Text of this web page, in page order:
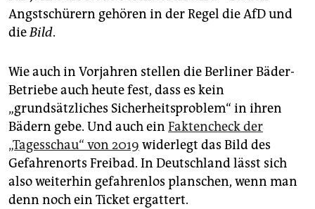
Angstschürern gehören in der Regel die AfD und
dieBild.
Wie auch in Vorjahren stellen die Berliner Bäder-
Betriebe auch heute fest, dass es kein
„grundsätzliches Sicherheitsproblem“ in ihren
Bädern gebe. Und auch ein Faktencheck der
„Tagesschau“ von 2019 widerlegt das Bild des
Gefahrenorts Freibad. In Deutschland lässt sich
also weiterhin gefahrenlos planschen, wenn man
denn noch ein Ticket ergattert.